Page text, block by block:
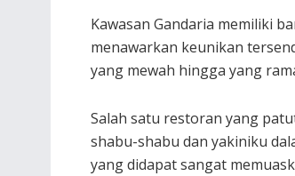
Kawasan Gandaria memiliki
menawarkan keunikan
yang mewah hingga yang
Salah satu restoran yang
shabu-shabu dan yakiniku
yang didapat sangat